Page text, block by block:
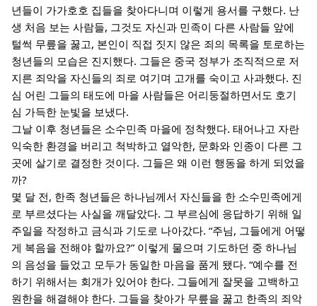
년들이 가가호호 집들을 찾아다니며 이렇게 용서를 구했다. 난
생 처음 보는 사람들, 그것도 자신과 민족이 다른 사람들 앞에
털썩 무릎을 꿇고, 본인이 직접 짓지 않은 죄의 목록을 토로하는
청년들의 모습은 진지했다. 그들은 중국 정부가 조직적으로 저
지른 죄악을 자신들의 죄로 여기며 고개를 숙이고 사과했다. 진
심 어린 그들의 태도에 마을 사람들은 어리둥절하면서도 호기
심 가득한 눈빛을 보냈다.
그날 이후 청년들은 소수민족 마을에 정착했다. 태어나고 자란
익숙한 환경을 버리고 척박하고 열악한, 문화와 인종이 다른 그
곳에 살기로 결정한 것이다. 그들은 왜 이런 행동을 하게 되었을
까?
몇 달 전, 한족 청년들은 하나님께서 자신들을 한 소수민족에게
로 부르셨다는 사실을 깨달았다. 그 부르심에 응답하기 위해 일
주일을 작정하고 금식과 기도로 나아갔다. “주님, 그들에게 어떻
게 복음을 전해야 할까요?” 이렇게 물으며 기도하던 중 하나님
의 음성을 들었고 모두가 동일한 마음을 품게 됐다. “예수를 전
하기 위해서는 회개가 있어야 한다. 그들에게 잘못을 고백하고
원한을 해결해야 한다. 그들을 찾아가 무릎을 꿇고 한족의 죄악